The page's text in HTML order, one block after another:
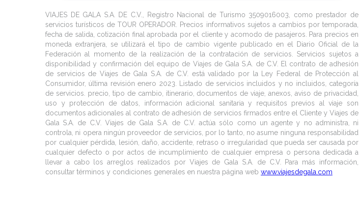
alojamiento en Amman.
próximo destino. Fin de los servicios.
VIAJES DE GALA S.A. DE C.V., Registro Nacional de Turismo 3509016003, como prestador de
servicios turísticos de TOUR OPERADOR. Precios informativos sujetos a cambios por temporada,
fecha de salida, cotización final aprobada por el cliente y acomodo de pasajeros. Para precios en
moneda extranjera, se utilizará el tipo de cambio vigente publicado en el Diario Oficial de la
Federación al momento de la realización de la contratación de servicios. Servicios sujetos a
disponibilidad y confirmación del equipo de Viajes de Gala S.A. de C.V. El contrato de adhesión
de servicios de Viajes de Gala S.A. de C.V. está validado por la Ley Federal de Protección al
Consumidor, última revisión enero 2023. Listado de servicios incluidos y no incluidos, categoría
de servicios. precio, tipo de cambio, itinerario, documentos de viaje, anexos, aviso de privacidad,
uso y protección de datos, información adicional sanitaria y requisitos previos al viaje son
documentos adicionales al contrato de adhesión de servicios firmados entre el Cliente y Viajes de
Gala S.A. de C.V. Viajes de Gala S.A. de C.V. actúa sólo como un agente y no administra, ni
controla, ni opera ningún proveedor de servicios, por lo tanto, no asume ninguna responsabilidad
por cualquier pérdida, lesión, daño, accidente, retraso o irregularidad que pueda ser causada por
cualquier defecto o por actos de incumplimiento de cualquier empresa o persona dedicada a
llevar a cabo los arreglos realizados por Viajes de Gala S.A. de C.V. Para más información,
consultar términos y condiciones generales en nuestra página web www.viajesdegala.com